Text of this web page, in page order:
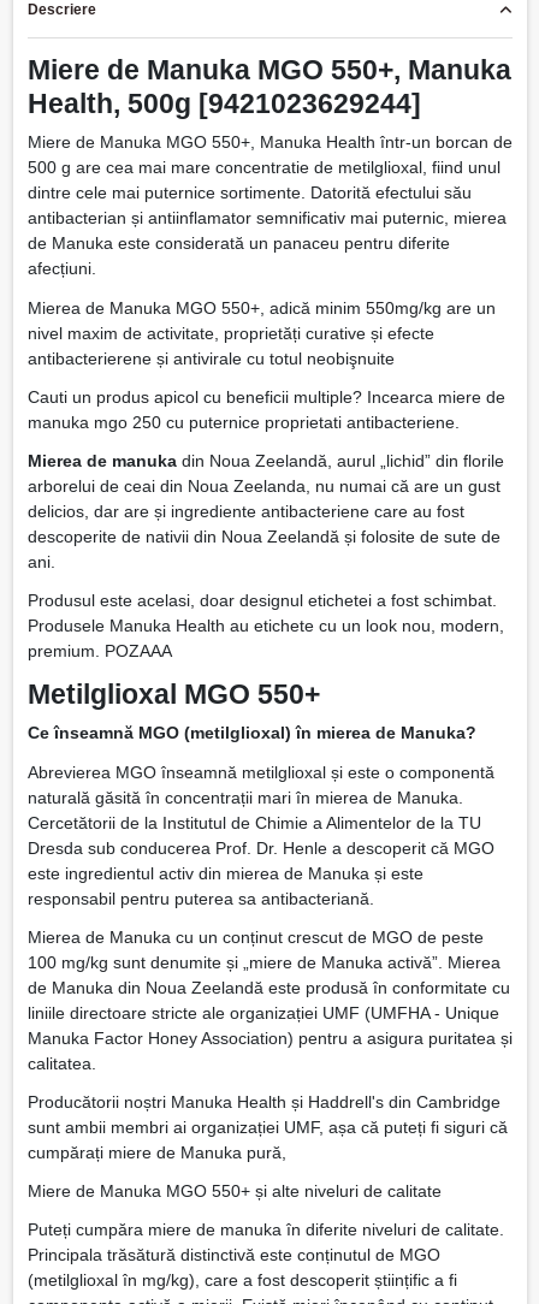
Descriere
Miere de Manuka MGO 550+, Manuka
Health, 500g [9421023629244]
Miere de Manuka MGO 550+, Manuka Health într-un borcan de
500 g are cea mai mare concentratie de metilglioxal, fiind unul
dintre cele mai puternice sortimente. Datorită efectului său
antibacterian și antiinflamator semnificativ mai puternic, mierea
de Manuka este considerată un panaceu pentru diferite
afecțiuni.
Mierea de Manuka MGO 550+, adică minim 550mg/kg are un
nivel maxim de activitate, proprietăți curative și efecte
antibacterierene și antivirale cu totul neobişnuite
Cauti un produs apicol cu beneficii multiple? Incearca miere de
manuka mgo 250 cu puternice proprietati antibacteriene.
Mierea de manukadin Noua Zeelandă, aurul „lichid” din florile
arborelui de ceai din Noua Zeelanda, nu numai că are un gust
delicios, dar are și ingrediente antibacteriene care au fost
descoperite de nativii din Noua Zeelandă și folosite de sute de
ani.
Produsul este acelasi, doar designul etichetei a fost schimbat.
Produsele Manuka Health au etichete cu un look nou, modern,
premium. POZAAA
Metilglioxal MGO 550+
Ce înseamnă MGO (metilglioxal) în mierea de Manuka?
Abrevierea MGO înseamnă metilglioxal și este o componentă
naturală găsită în concentrații mari în mierea de Manuka.
Cercetătorii de la Institutul de Chimie a Alimentelor de la TU
Dresda sub conducerea Prof. Dr. Henle a descoperit că MGO
este ingredientul activ din mierea de Manuka și este
responsabil pentru puterea sa antibacteriană.
Mierea de Manuka cu un conținut crescut de MGO de peste
100 mg/kg sunt denumite și „miere de Manuka activă”. Mierea
de Manuka din Noua Zeelandă este produsă în conformitate cu
liniile directoare stricte ale organizației UMF (UMFHA - Unique
Manuka Factor Honey Association) pentru a asigura puritatea și
calitatea.
Producătorii noștri Manuka Health și Haddrell's din Cambridge
sunt ambii membri ai organizației UMF, așa că puteți fi siguri că
cumpărați miere de Manuka pură,
Miere de Manuka MGO 550+ și alte niveluri de calitate
Puteți cumpăra miere de manuka în diferite niveluri de calitate.
Principala trăsătură distinctivă este conținutul de MGO
(metilglioxal în mg/kg), care a fost descoperit științific a fi